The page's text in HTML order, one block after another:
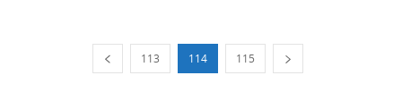
113 114 115